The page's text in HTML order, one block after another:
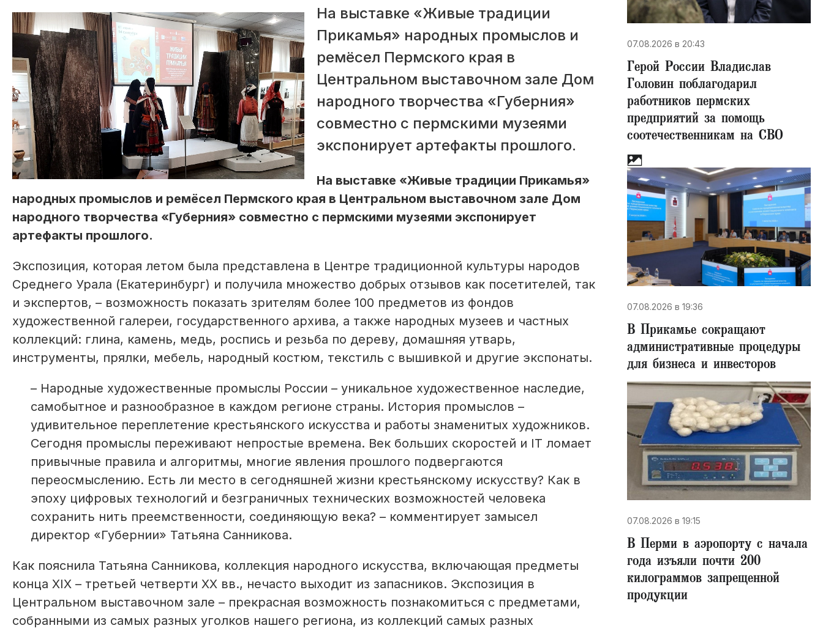
На выставке «Живые традиции
Прикамья» народных промыслов и
ремёсел Пермского края в
Центральном выставочном зале Дом
народного творчества «Губерния»
совместно с пермскими музеями
экспонирует артефакты прошлого.
На выставке «Живые традиции Прикамья»
народных промыслов и ремёсел Пермского края в Центральном выставочном зале Дом
народного творчества «Губерния» совместно с пермскими музеями экспонирует
артефакты прошлого.
Экспозиция, которая летом была представлена в Центре традиционной культуры народов
Среднего Урала (Екатеринбург) и получила множество добрых отзывов как посетителей, так
и экспертов, – возможность показать зрителям более 100 предметов из фондов
художественной галереи, государственного архива, а также народных музеев и частных
коллекций: глина, камень, медь, роспись и резьба по дереву, домашняя утварь,
инструменты, прялки, мебель, народный костюм, текстиль с вышивкой и другие экспонаты.
– Народные художественные промыслы России – уникальное художественное наследие,
самобытное и разнообразное в каждом регионе страны. История промыслов –
удивительное переплетение крестьянского искусства и работы знаменитых художников.
Сегодня промыслы переживают непростые времена. Век больших скоростей и IT ломает
привычные правила и алгоритмы, многие явления прошлого подвергаются
переосмыслению. Есть ли место в сегодняшней жизни крестьянскому искусству? Как в
эпоху цифровых технологий и безграничных технических возможностей человека
сохранить нить преемственности, соединяющую века? – комментирует замысел
директор «Губернии» Татьяна Санникова.
Как пояснила Татьяна Санникова, коллекция народного искусства, включающая предметы
конца XIX – третьей четверти XX вв., нечасто выходит из запасников. Экспозиция в
Центральном выставочном зале – прекрасная возможность познакомиться с предметами,
собранными из самых разных уголков нашего региона, из коллекций самых разных
07.08.2026 в 20:43
Герой России Владислав
Головин поблагодарил
работников пермских
предприятий за помощь
соотечественникам на СВО
07.08.2026 в 19:36
В Прикамье сокращают
административные процедуры
для бизнеса и инвесторов
07.08.2026 в 19:15
В Перми в аэропорту с начала
года изъяли почти 200
килограммов запрещенной
продукции